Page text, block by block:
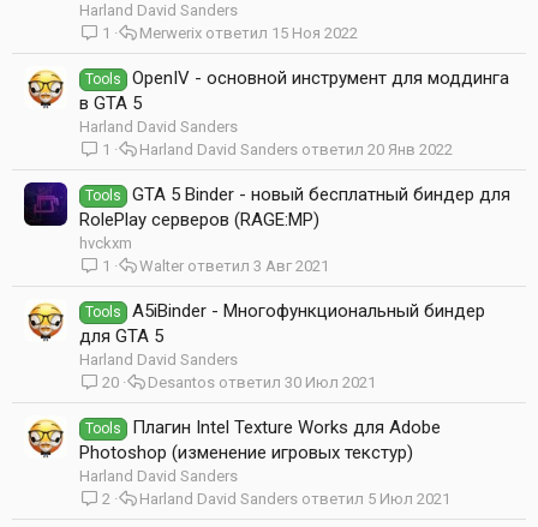
Harland David Sanders
1
15 Ноя 2022
Merwerix
Tools
OpenIV - основной инструмент для моддинга
в GTA 5
Harland David Sanders
1
20 Янв 2022
Harland David Sanders
Tools
GTA 5 Binder - новый бесплатный биндер для
RolePlay серверов (RAGE:MP)
hvckxm
1
3 Авг 2021
Walter
Tools
A5iBinder - Многофункциональный биндер
для GTA 5
Harland David Sanders
20
30 Июл 2021
Desantos
Tools
Плагин Intel Texture Works для Adobe
Photoshop (изменение игровых текстур)
Harland David Sanders
2
5 Июл 2021
Harland David Sanders